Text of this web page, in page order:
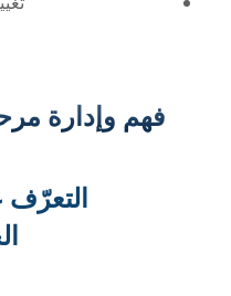
مرحلة ما قبل
على عوامل